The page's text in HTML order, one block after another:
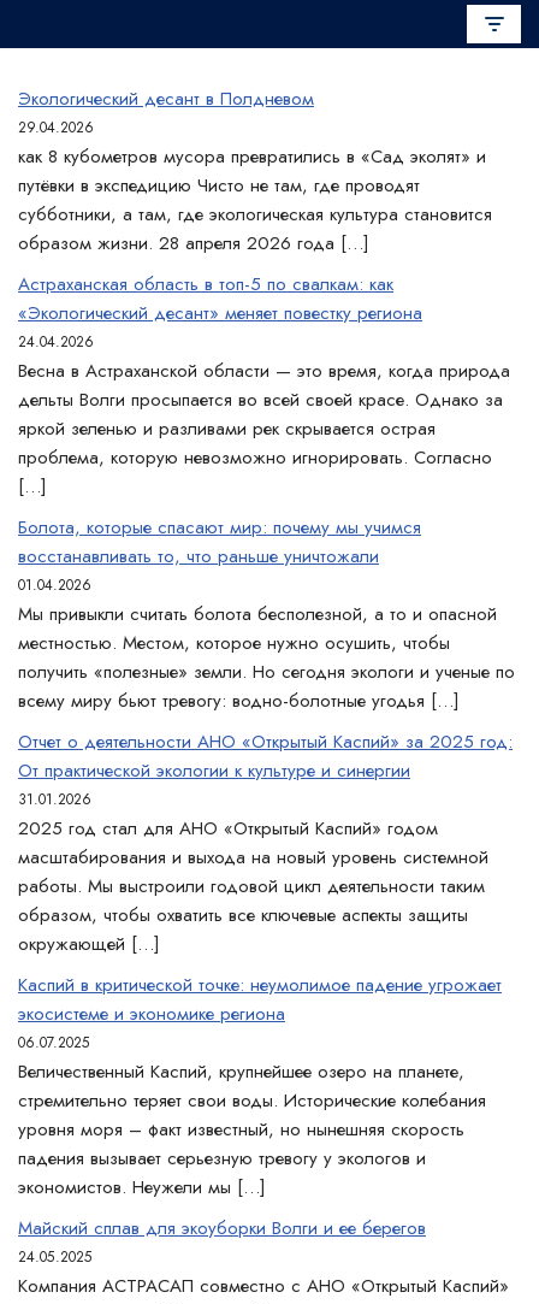
к
содержимому
Экологический десант в Полдневом
29.04.2026
как 8 кубометров мусора превратились в «Сад эколят» и
путёвки в экспедицию Чисто не там, где проводят
субботники, а там, где экологическая культура становится
образом жизни. 28 апреля 2026 года […]
Астраханская область в топ-5 по свалкам: как
«Экологический десант» меняет повестку региона
24.04.2026
Весна в Астраханской области — это время, когда природа
дельты Волги просыпается во всей своей красе. Однако за
яркой зеленью и разливами рек скрывается острая
проблема, которую невозможно игнорировать. Согласно
[…]
Болота, которые спасают мир: почему мы учимся
восстанавливать то, что раньше уничтожали
01.04.2026
Мы привыкли считать болота бесполезной, а то и опасной
местностью. Местом, которое нужно осушить, чтобы
получить «полезные» земли. Но сегодня экологи и ученые по
всему миру бьют тревогу: водно-болотные угодья […]
Отчет о деятельности АНО «Открытый Каспий» за 2025 год:
От практической экологии к культуре и синергии
31.01.2026
2025 год стал для АНО «Открытый Каспий» годом
масштабирования и выхода на новый уровень системной
работы. Мы выстроили годовой цикл деятельности таким
образом, чтобы охватить все ключевые аспекты защиты
окружающей […]
Каспий в критической точке: неумолимое падение угрожает
экосистеме и экономике региона
06.07.2025
Величественный Каспий, крупнейшее озеро на планете,
стремительно теряет свои воды. Исторические колебания
уровня моря – факт известный, но нынешняя скорость
падения вызывает серьезную тревогу у экологов и
экономистов. Неужели мы […]
Майский сплав для экоуборки Волги и ее берегов
24.05.2025
Компания АСТРАСАП совместно с АНО «Открытый Каспий»